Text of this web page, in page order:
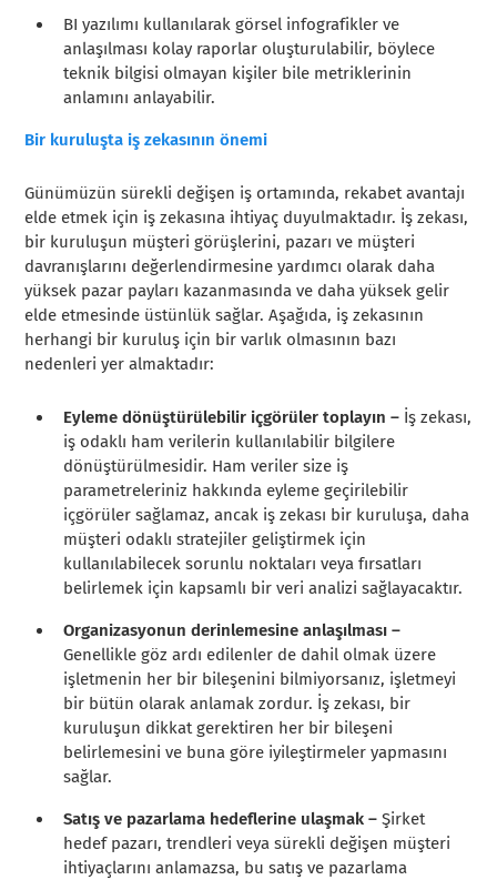
BI yazılımı kullanılarak görsel infografikler ve
anlaşılması kolay raporlar oluşturulabilir, böylece
teknik bilgisi olmayan kişiler bile metriklerinin
anlamını anlayabilir.
Bir kuruluşta iş zekasının önemi
Günümüzün sürekli değişen iş ortamında, rekabet avantajı
elde etmek için iş zekasına ihtiyaç duyulmaktadır. İş zekası,
bir kuruluşun müşteri görüşlerini, pazarı ve müşteri
davranışlarını değerlendirmesine yardımcı olarak daha
yüksek pazar payları kazanmasında ve daha yüksek gelir
elde etmesinde üstünlük sağlar. Aşağıda, iş zekasının
herhangi bir kuruluş için bir varlık olmasının bazı
nedenleri yer almaktadır:
Eyleme dönüştürülebilir içgörüler toplayın – İş zekası,
iş odaklı ham verilerin kullanılabilir bilgilere
dönüştürülmesidir. Ham veriler size iş
parametreleriniz hakkında eyleme geçirilebilir
içgörüler sağlamaz, ancak iş zekası bir kuruluşa, daha
müşteri odaklı stratejiler geliştirmek için
kullanılabilecek sorunlu noktaları veya fırsatları
belirlemek için kapsamlı bir veri analizi sağlayacaktır.
Organizasyonun derinlemesine anlaşılması –
Genellikle göz ardı edilenler de dahil olmak üzere
işletmenin her bir bileşenini bilmiyorsanız, işletmeyi
bir bütün olarak anlamak zordur. İş zekası, bir
kuruluşun dikkat gerektiren her bir bileşeni
belirlemesini ve buna göre iyileştirmeler yapmasını
sağlar.
Satış ve pazarlama hedeflerine ulaşmak –Şirket
hedef pazarı, trendleri veya sürekli değişen müşteri
ihtiyaçlarını anlamazsa, bu satış ve pazarlama